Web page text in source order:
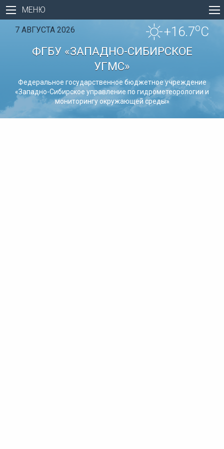
МЕНЮ
7 АВГУСТА 2026 +16.7oC
ФГБУ «ЗАПАДНО-СИБИРСКОЕ
УГМС»
Федеральное государственное бюджетное учреждение
«Западно-Сибирское управление по гидрометеорологии и
мониторингу окружающей среды»